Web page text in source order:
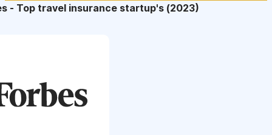
- Top travel insurance startup's (2023)